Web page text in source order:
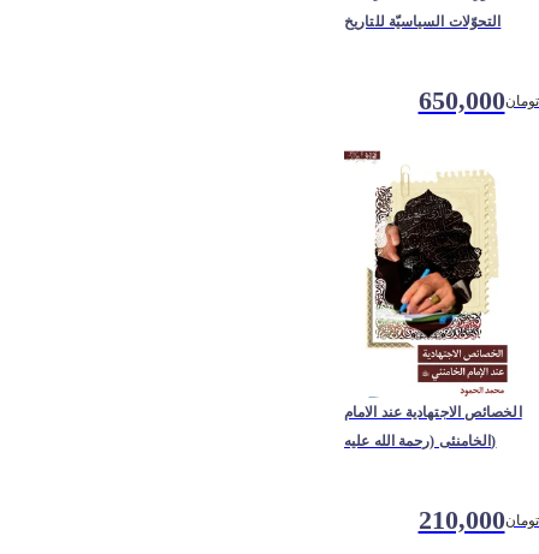
التحوّلات السیاسیّة للتاریخ
650,000تومان
الخصائص الاجتهادیة عند الامام
الخامنئی (رحمة الله علیه)
210,000تومان